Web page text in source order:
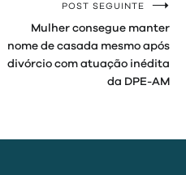
POST SEGUINTE
Mulher consegue manter
nome de casada mesmo após
divórcio com atuação inédita
da DPE-AM